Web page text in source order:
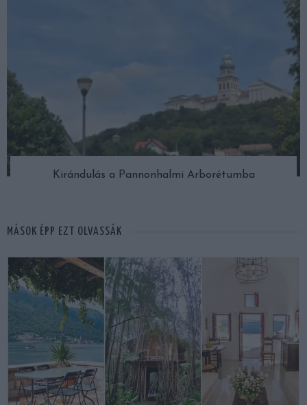
Kirándulás a Pannonhalmi Arborétumba
MÁSOK ÉPP EZT OLVASSÁK